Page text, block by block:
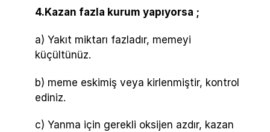
4.Kazan fazla kurum yapıyorsa ;
a) Yakıt miktarı fazladır, memeyi
küçültünüz.
b) meme eskimiş veya kirlenmiştir, kontrol
ediniz.
c) Yanma için gerekli oksijen azdır, kazan